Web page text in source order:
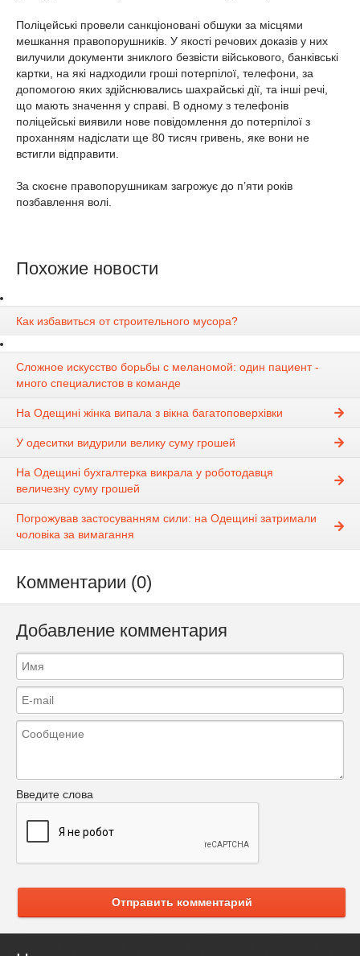
Поліцейські провели санкціоновані обшуки за місцями
мешкання правопорушників. У якості речових доказів у них
вилучили документи зниклого безвісти військового, банківські
картки, на які надходили гроші потерпілої, телефони, за
допомогою яких здійснювались шахрайські дії, та інші речі,
що мають значення у справі. В одному з телефонів
поліцейські виявили нове повідомлення до потерпілої з
проханням надіслати ще 80 тисяч гривень, яке вони не
встигли відправити.
За скоєне правопорушникам загрожує до п’яти років
позбавлення волі.
Похожие новости
Как избавиться от строительного мусора?
Сложное искусство борьбы с меланомой: один пациент -
много специалистов в команде
На Одещині жінка випала з вікна багатоповерхівки
У одеситки видурили велику суму грошей
На Одещині бухгалтерка викрала у роботодавця
величезну суму грошей
Погрожував застосуванням сили: на Одещині затримали
чоловіка за вимагання
Комментарии (0)
Добавление комментария
Введите слова
Отправить комментарий